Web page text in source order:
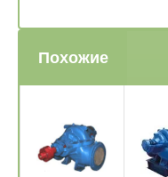
Похожие